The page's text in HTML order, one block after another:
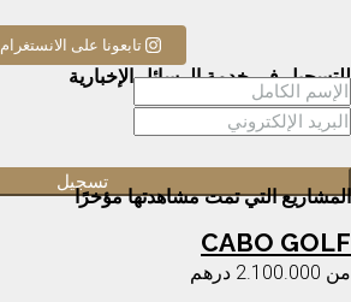
تابعونا على الانستغرام
للتسجيل في خدمة الرسائل الإخبارية
المشاريع التي تمت مشاهدتها مؤخرًا
CABO GOLF
من 2.100.000 درهم